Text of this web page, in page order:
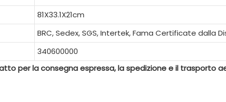
81X33.1X21cm
BRC, Sedex, SGS, Intertek, Fama Certificate dalla
340600000
per la consegna espressa, la spedizione e il trasporto